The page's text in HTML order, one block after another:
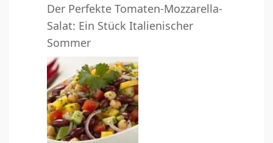
Der Perfekte Tomaten-Mozzarella-
Salat: Ein Stück Italienischer
Sommer